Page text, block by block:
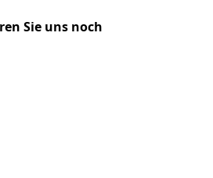
Sie uns noch